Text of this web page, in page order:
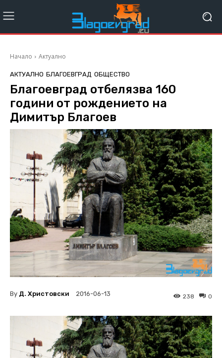
Начало Актуално
АКТУАЛНО БЛАГОЕВГРАД ОБЩЕСТВО
Благоевград отбелязва 160
години от рождението на
Димитър Благоев
By Д. Христовски 2016-06-13 0
238